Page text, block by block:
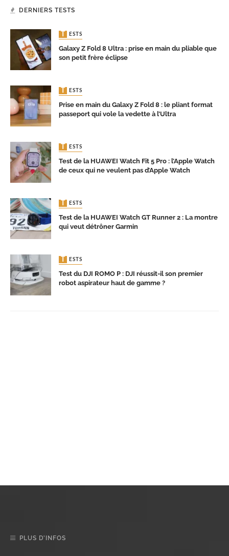
DERNIERS TESTS
TESTS
Galaxy Z Fold 8 Ultra : prise en main du pliable que
son petit frère éclipse
TESTS
Prise en main du Galaxy Z Fold 8 : le pliant format
passeport qui vole la vedette à l’Ultra
TESTS
Test de la HUAWEI Watch Fit 5 Pro : l’Apple Watch
de ceux qui ne veulent pas d’Apple Watch
TESTS
Test de la HUAWEI Watch GT Runner 2 : La montre
qui veut détrôner Garmin
TESTS
Test du DJI ROMO P : DJI réussit-il son premier
robot aspirateur haut de gamme ?
PLUS D’INFOS